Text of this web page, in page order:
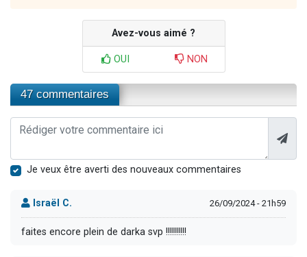
Avez-vous aimé ?
OUI NON
47 commentaires
Je veux être averti des nouveaux commentaires
Israël C. 26/09/2024 - 21h59
faites encore plein de darka svp !!!!!!!!!!